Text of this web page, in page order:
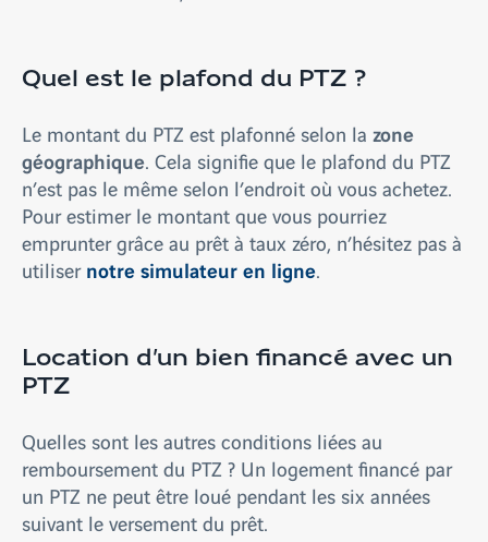
Quel est le plafond du PTZ ?
Le montant du PTZ est plafonné selon la zone
géographique. Cela signifie que le plafond du PTZ
n’est pas le même selon l’endroit où vous achetez.
Pour estimer le montant que vous pourriez
emprunter grâce au prêt à taux zéro, n’hésitez pas à
utilisernotre simulateur en ligne.
Location d’un bien financé avec un
PTZ
Quelles sont les autres conditions liées au
remboursement du PTZ ? Un logement financé par
un PTZ ne peut être loué pendant les six années
suivant le versement du prêt.